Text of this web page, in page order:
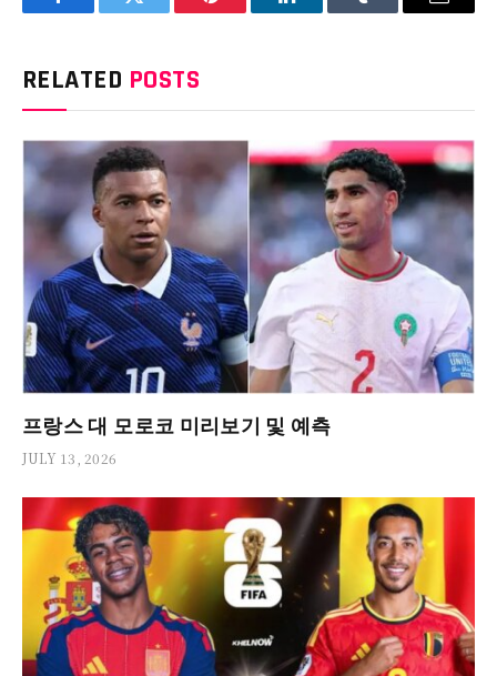
FacebookTwitter Pinterest LinkedInTumblr Email
RELATED POSTS
프랑스 대 모로코 미리보기 및 예측
JULY 13, 2026